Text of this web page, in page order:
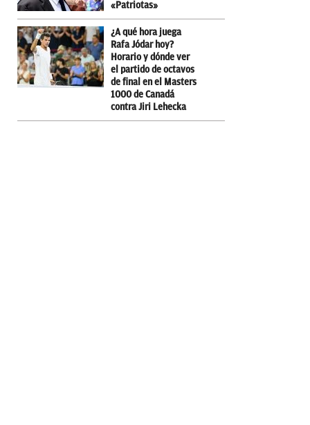
«Patriotas»
¿A qué hora juega
Rafa Jódar hoy?
Horario y dónde ver
el partido de octavos
de final en el Masters
1000 de Canadá
contra Jiri Lehecka